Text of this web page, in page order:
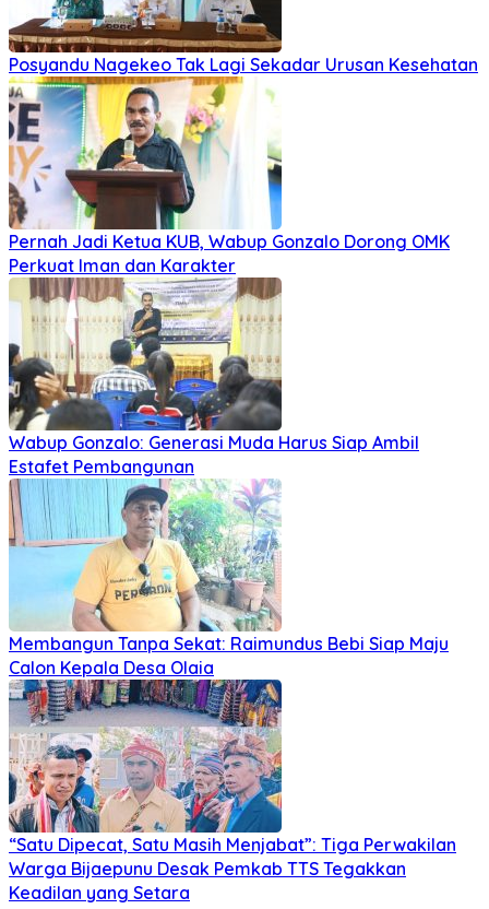
Posyandu Nagekeo Tak Lagi Sekadar Urusan Kesehatan
Pernah Jadi Ketua KUB, Wabup Gonzalo Dorong OMK
Perkuat Iman dan Karakter
Wabup Gonzalo: Generasi Muda Harus Siap Ambil
Estafet Pembangunan
Membangun Tanpa Sekat: Raimundus Bebi Siap Maju
Calon Kepala Desa Olaia
“Satu Dipecat, Satu Masih Menjabat”: Tiga Perwakilan
Warga Bijaepunu Desak Pemkab TTS Tegakkan
Keadilan yang Setara